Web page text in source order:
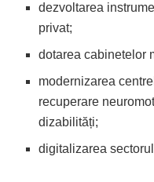
dezvoltarea
privat;
dotarea cabinetelor
modernizarea
recuperare
dizabilități;
digitalizarea